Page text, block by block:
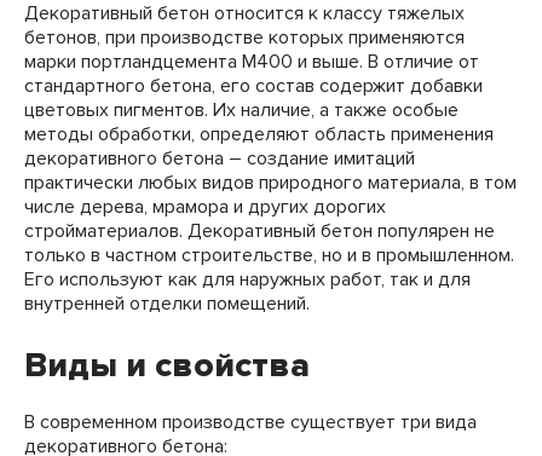
Декоративный бетон относится к классу тяжелых
бетонов, при производстве которых применяются
марки портландцемента М400 и выше. В отличие от
стандартного бетона, его состав содержит добавки
цветовых пигментов. Их наличие, а также особые
методы обработки, определяют область применения
декоративного бетона – создание имитаций
практически любых видов природного материала, в том
числе дерева, мрамора и других дорогих
стройматериалов. Декоративный бетон популярен не
только в частном строительстве, но и в промышленном.
Его используют как для наружных работ, так и для
внутренней отделки помещений.
Виды и свойства
В современном производстве существует три вида
декоративного бетона: